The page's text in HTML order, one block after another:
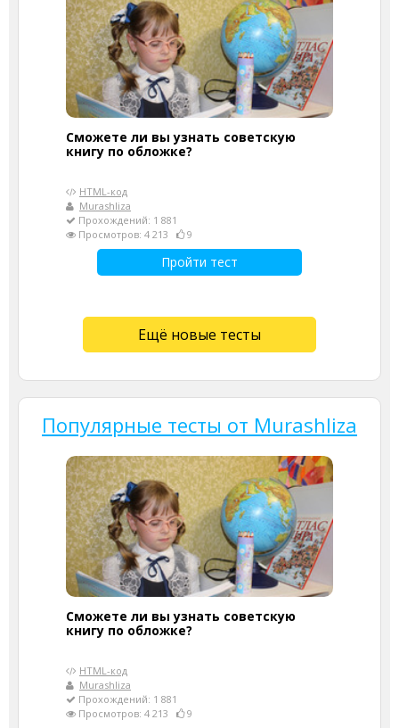
Сможете ли вы узнать советскую
книгу по обложке?
HTML-код
Murashliza
Прохождений: 1 881
Просмотров: 4 213
9
Пройти тест
Ещё новые тесты
Популярные тесты от Murashliza
Сможете ли вы узнать советскую
книгу по обложке?
HTML-код
Murashliza
Прохождений: 1 881
Просмотров: 4 213
9